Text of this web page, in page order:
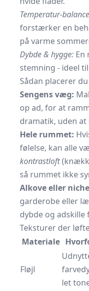
Temperatur-
forstærker en
på varme
Dybde & hygge: En
stemning - ideel
Sådan placerer
Sengens væg:
op ad, for at
dramatik, uden
Hele rummet:
følelse, kan alle
kontrastloft
så rummet ikke
Alkove eller
garderobe eller
dybde og
Teksturer der
Materiale
Fløjl
let